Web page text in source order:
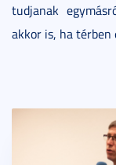
tudjanak
akkor is, ha térben